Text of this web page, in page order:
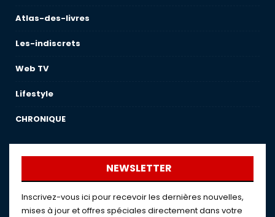
Atlas-des-livres
Les-indiscrets
Web TV
Lifestyle
CHRONIQUE
NEWSLETTER
Inscrivez-vous ici pour recevoir les dernières nouvelles,
mises à jour et offres spéciales directement dans votre